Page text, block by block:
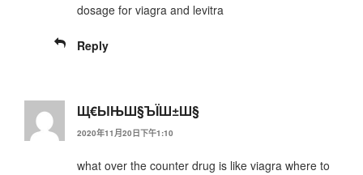
dosage for viagra and levitra
Reply
Щ€ЫЊШ§ЪЇШ±Ш§
2020年11月20日下午1:10
what over the counter drug is like viagra where to